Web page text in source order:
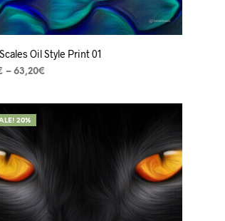
Oil Style Print 01
– 63,20€
20%